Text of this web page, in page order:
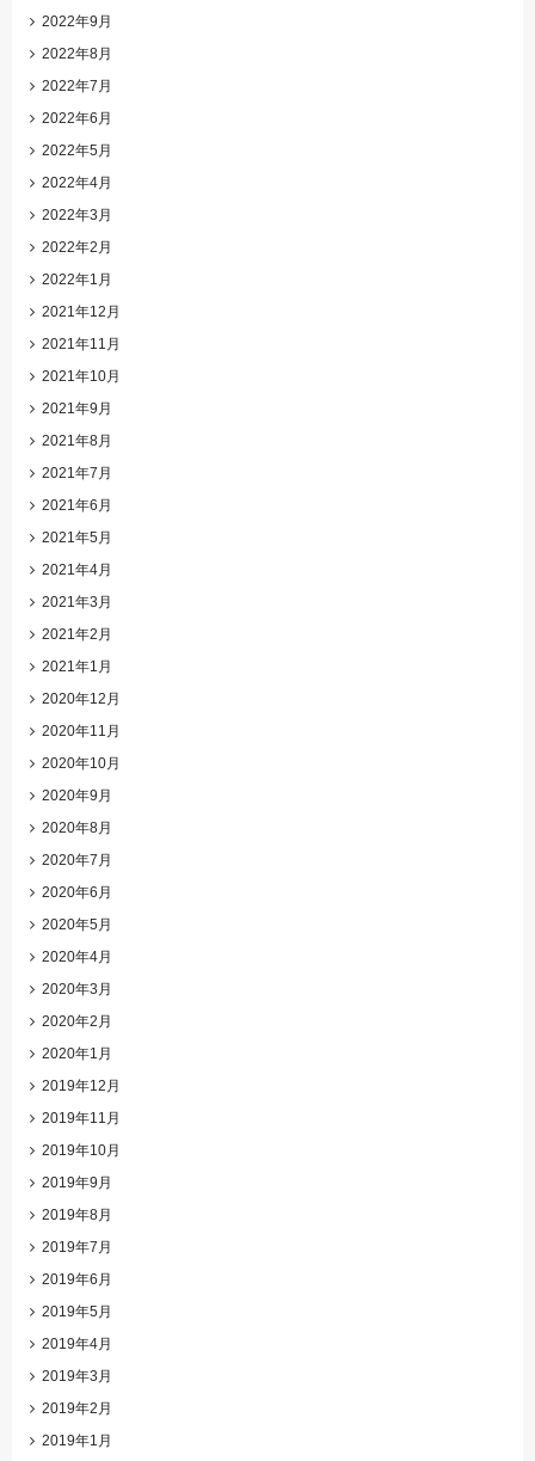
2022年9月
2022年8月
2022年7月
2022年6月
2022年5月
2022年4月
2022年3月
2022年2月
2022年1月
2021年12月
2021年11月
2021年10月
2021年9月
2021年8月
2021年7月
2021年6月
2021年5月
2021年4月
2021年3月
2021年2月
2021年1月
2020年12月
2020年11月
2020年10月
2020年9月
2020年8月
2020年7月
2020年6月
2020年5月
2020年4月
2020年3月
2020年2月
2020年1月
2019年12月
2019年11月
2019年10月
2019年9月
2019年8月
2019年7月
2019年6月
2019年5月
2019年4月
2019年3月
2019年2月
2019年1月